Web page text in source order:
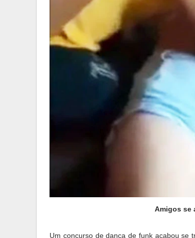
Amigos se
Um concurso de dança de funk acabou se